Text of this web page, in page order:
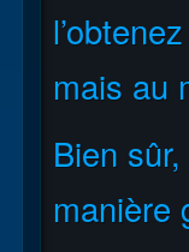
mais au
Bien
manière